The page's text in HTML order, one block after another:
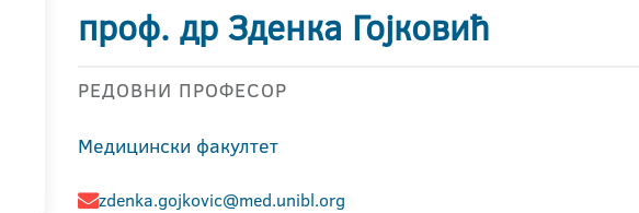
проф. др Зденка Гојковић
РЕДОВНИ ПРОФЕСОР
Медицински факултет
zdenka.gojkovic@med.unibl.org